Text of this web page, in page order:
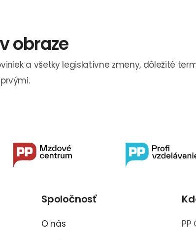
obraze
a všetky legislatívne zmeny, dôležité
Spoločnosť
O nás